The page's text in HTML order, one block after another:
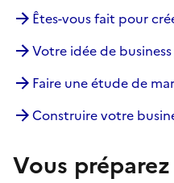
Êtes-vous fait pour
Votre idée de
Faire une étude de
Construire votre
Vous